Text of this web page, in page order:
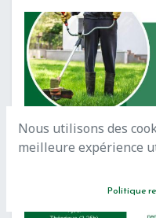
Nous utilisons des
meilleure expérience
Politique